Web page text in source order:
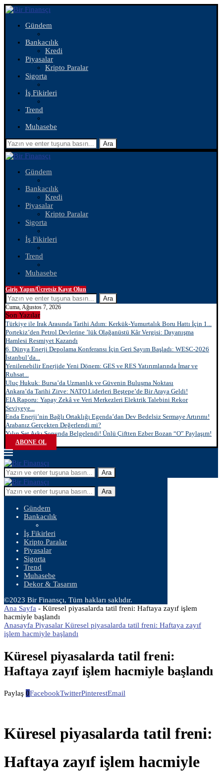
Gündem
Bankacılık
Kredi
Piyasalar
Kripto Paralar
Sigorta
İş Fikirleri
Trend
Muhasebe
Ara
Gündem
Bankacılık
Kredi
Piyasalar
Kripto Paralar
Sigorta
İş Fikirleri
Trend
Muhasebe
Giriş Yapın/Ücretsiz Kayıt Olun
Ara
Cuma, Ağustos 7, 2026
Son Yazılar
Türkiye ile Irak Arasında Tarihi Adım: Kerkük-Yumurtalık Boru Hattı İçin 1...
Portekiz’den Petrol Devlerine ’lük Olağanüstü Kâr Vergisi: Dayanışma
Hamlesi Resmiyet Kazandı
6. Dünya Enerji Depolama Konferansı İçin Geri Sayım Başladı: WESC-2026
İstanbul’da...
Yenilenebilir Enerjide Yeni Dönem: GES ve RES Yatırımlarında İmar ve
Ruhsat...
Uluç Hukuk: Bursa’da Uzmanlık ve Güvenin Buluşma Noktası
Ankara’da Tarihi Zirve: NATO Liderleri Beştepe’de Bir Araya Geldi!
EIA Raporu: Yapay Zekâ ve Veri Merkezleri Elektrik Talebini Rekor
Seviyeye...
Enda Enerji’nin Bağlı Ortaklığı Egenda’dan Dev Bedelsiz Sermaye Artırımı!
Arabanız Gerçekten Değerlendi mi?
Yılın Set Aşkı Sonunda Belgelendi! Ünlü Çiftten Ezber Bozan “O” Paylaşım!
ABONE OL
Ara
Ara
Gündem
Bankacılık
İş Fikirleri
Kripto Paralar
Piyasalar
Sigorta
Trend
Muhasebe
Dekor & Tasarım
©2023 Bir Finansçı, Tüm hakları saklıdır.
Ana Sayfa - Küresel piyasalarda tatil freni: Haftaya zayıf işlem
hacmiyle başlandı
Anasayfa Piyasalar Küresel piyasalarda tatil freni: Haftaya zayıf
işlem hacmiyle başlandı
Küresel piyasalarda tatil freni:
Haftaya zayıf işlem hacmiyle başlandı
Paylaş 0FacebookTwitterPinterestEmail
Küresel piyasalarda tatil freni:
Haftaya zayıf işlem hacmiyle